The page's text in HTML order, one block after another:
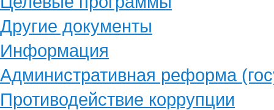
Другие документы
Информация
Административная реформа
Противодействие коррупции